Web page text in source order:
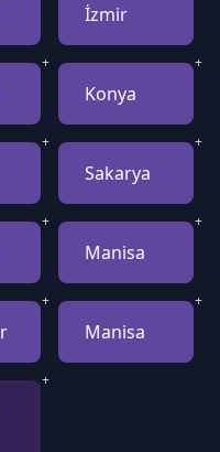
İzmir
+
Konya
+
+
Sakarya
+
+
Manisa
+
+
Manisa
+
+